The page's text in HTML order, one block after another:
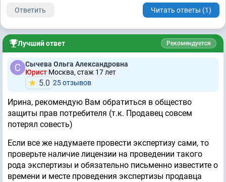
Ответить Читать ответы (1)
Лучший ответ Рекомендуется
Сычева Ольга Александровна
Юрист Москва, стаж 17 лет
5.0 25 отзывов
Ирина, рекомендую Вам обратиться в общество
защиты прав потребителя (т.к. Продавец совсем
потерял совесть)
Если все же надумаете провести экспертизу сами, то
проверьте наличие лицензии на проведении такого
рода экспертизы и обязательно письменно известите о
времени и месте проведения экспертизы продавца